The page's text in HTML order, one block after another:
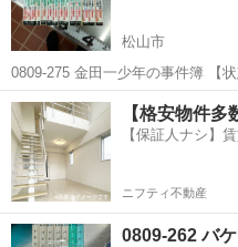
松山市
0809-275 金田一少年の事件簿 【状態】 ・使用に伴う多少のスレ、キ
ズ、落としきれない汚れなどござ
い ・お値引きは出来かねますの
態...
愛媛 松山市 マンガ、コ
【格安物件
【保証人ナシ】
ニフティ不動産
0809-262 バ